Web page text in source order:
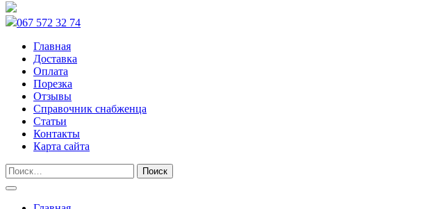
067 572 32 74
Главная
Доставка
Оплата
Порезка
Отзывы
Справочник снабженца
Статьи
Контакты
Карта сайта